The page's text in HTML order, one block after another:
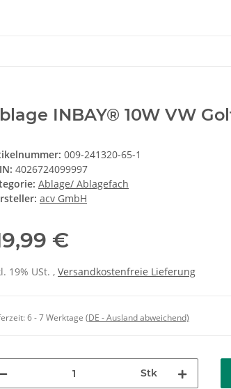
INBAY® 10W VW
009-241320-65-1
4026724099997
Ablage/ Ablagefach
acv GmbH
€
19% USt. , Versandkostenfreie Lieferung
6 - 7 Werktage (DE - Ausland abweichend)
Stk